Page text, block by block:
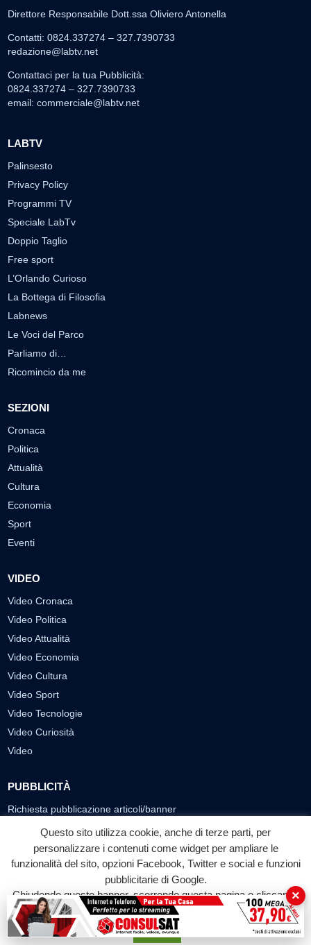
Direttore Responsabile Dott.ssa Oliviero Antonella
Contatti: 0824.337274 – 327.7390733
redazione@labtv.net
Contattaci per la tua Pubblicità:
0824.337274 – 327.7390733
email: commerciale@labtv.net
LABTV
Palinsesto
Privacy Policy
Programmi TV
Speciale LabTv
Doppio Taglio
Free sport
L’Orlando Curioso
La Bottega di Filosofia
Labnews
Le Voci del Parco
Parliamo di…
Ricomincio da me
SEZIONI
Cronaca
Politica
Attualità
Cultura
Economia
Sport
Eventi
VIDEO
Video Cronaca
Video Politica
Video Attualità
Video Economia
Video Cultura
Video Sport
Video Tecnologie
Video Curiosità
Video
PUBBLICITÀ
Richiesta pubblicazione articoli/banner
SEGUICI SUI SOCIAL
f
Facebook
◎ ▶
YouTube
© 2026 LABTV - Tutti i diritti riservati
Questo sito utilizza cookie, anche di terze parti, per
personalizzare i contenuti come widget per ampliare le
funzionalità del sito, opzioni Facebook, Twitter e social e funzioni
pubblicitarie di Google.
Chiudendo questo banner, scorrendo questa pagina o cliccando
su qualunque suo elemento acconsenti all'uso dei cookie.
Accetta
×